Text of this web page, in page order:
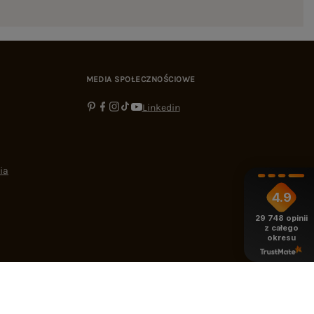
MEDIA SPOŁECZNOŚCIOWE
Linkedin
4.9
29 748 opinii
z całego
okresu